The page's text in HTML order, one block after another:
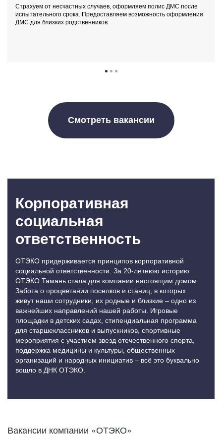
Страхуем от несчастных случаев, оформляем полис ДМС после
испытательного срока. Предоставляем возможность оформления
ДМС для близких родственников.
Смотреть вакансии
Корпоративная
социальная
ответственность
ОТЭКО придерживается принципов корпоративной
социальной ответственности. За 20-летнюю историю
ОТЭКО Тамань стала для компании настоящим домом.
Забота о процветании поселков и станиц, в которых
живут наши сотрудники, их родные и близкие – одно из
важнейших направлений нашей работы. Игровые
площадки в детских садах, стипендиальная программа
для старшеклассников и выпускников, спортивные
мероприятия с участием звезд отечественного спорта,
поддержка медицины и культуры, общественных
организаций и народных инициатив – всё это буквально
вошло в ДНК ОТЭКО.
Вакансии компании «ОТЭКО»